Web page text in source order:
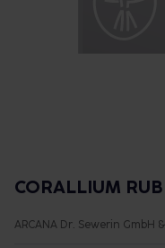
CORALLIUM
ARCANA Dr. Sewerin GmbH